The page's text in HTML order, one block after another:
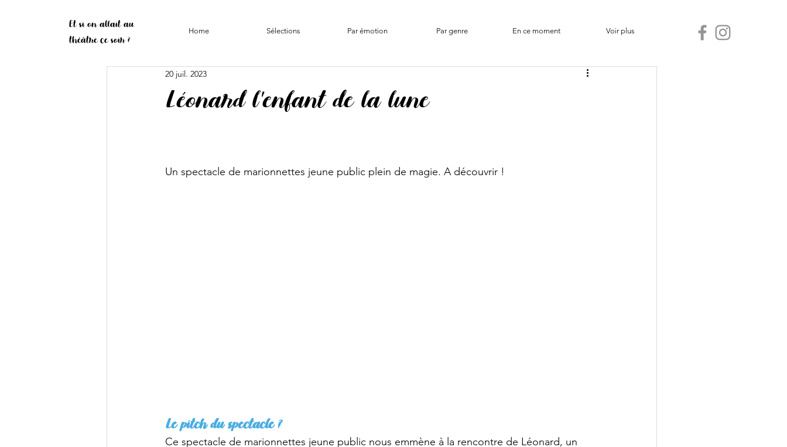
Et si on allait au
théâtre ce soir ?
Home Sélections Par émotion Par genre En ce moment Voir plus
Léonard l'enfant de la lune
20 juil. 2023
Un spectacle de marionnettes jeune public plein de magie. A découvrir !
Le pitch du spectacle ?
Ce spectacle de marionnettes jeune public nous emmène à la rencontre de Léonard, un